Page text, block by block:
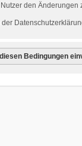
den Änderungen